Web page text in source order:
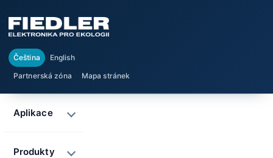
Čeština
English
Partnerská zóna
Mapa stránek
Aplikace
Produkty